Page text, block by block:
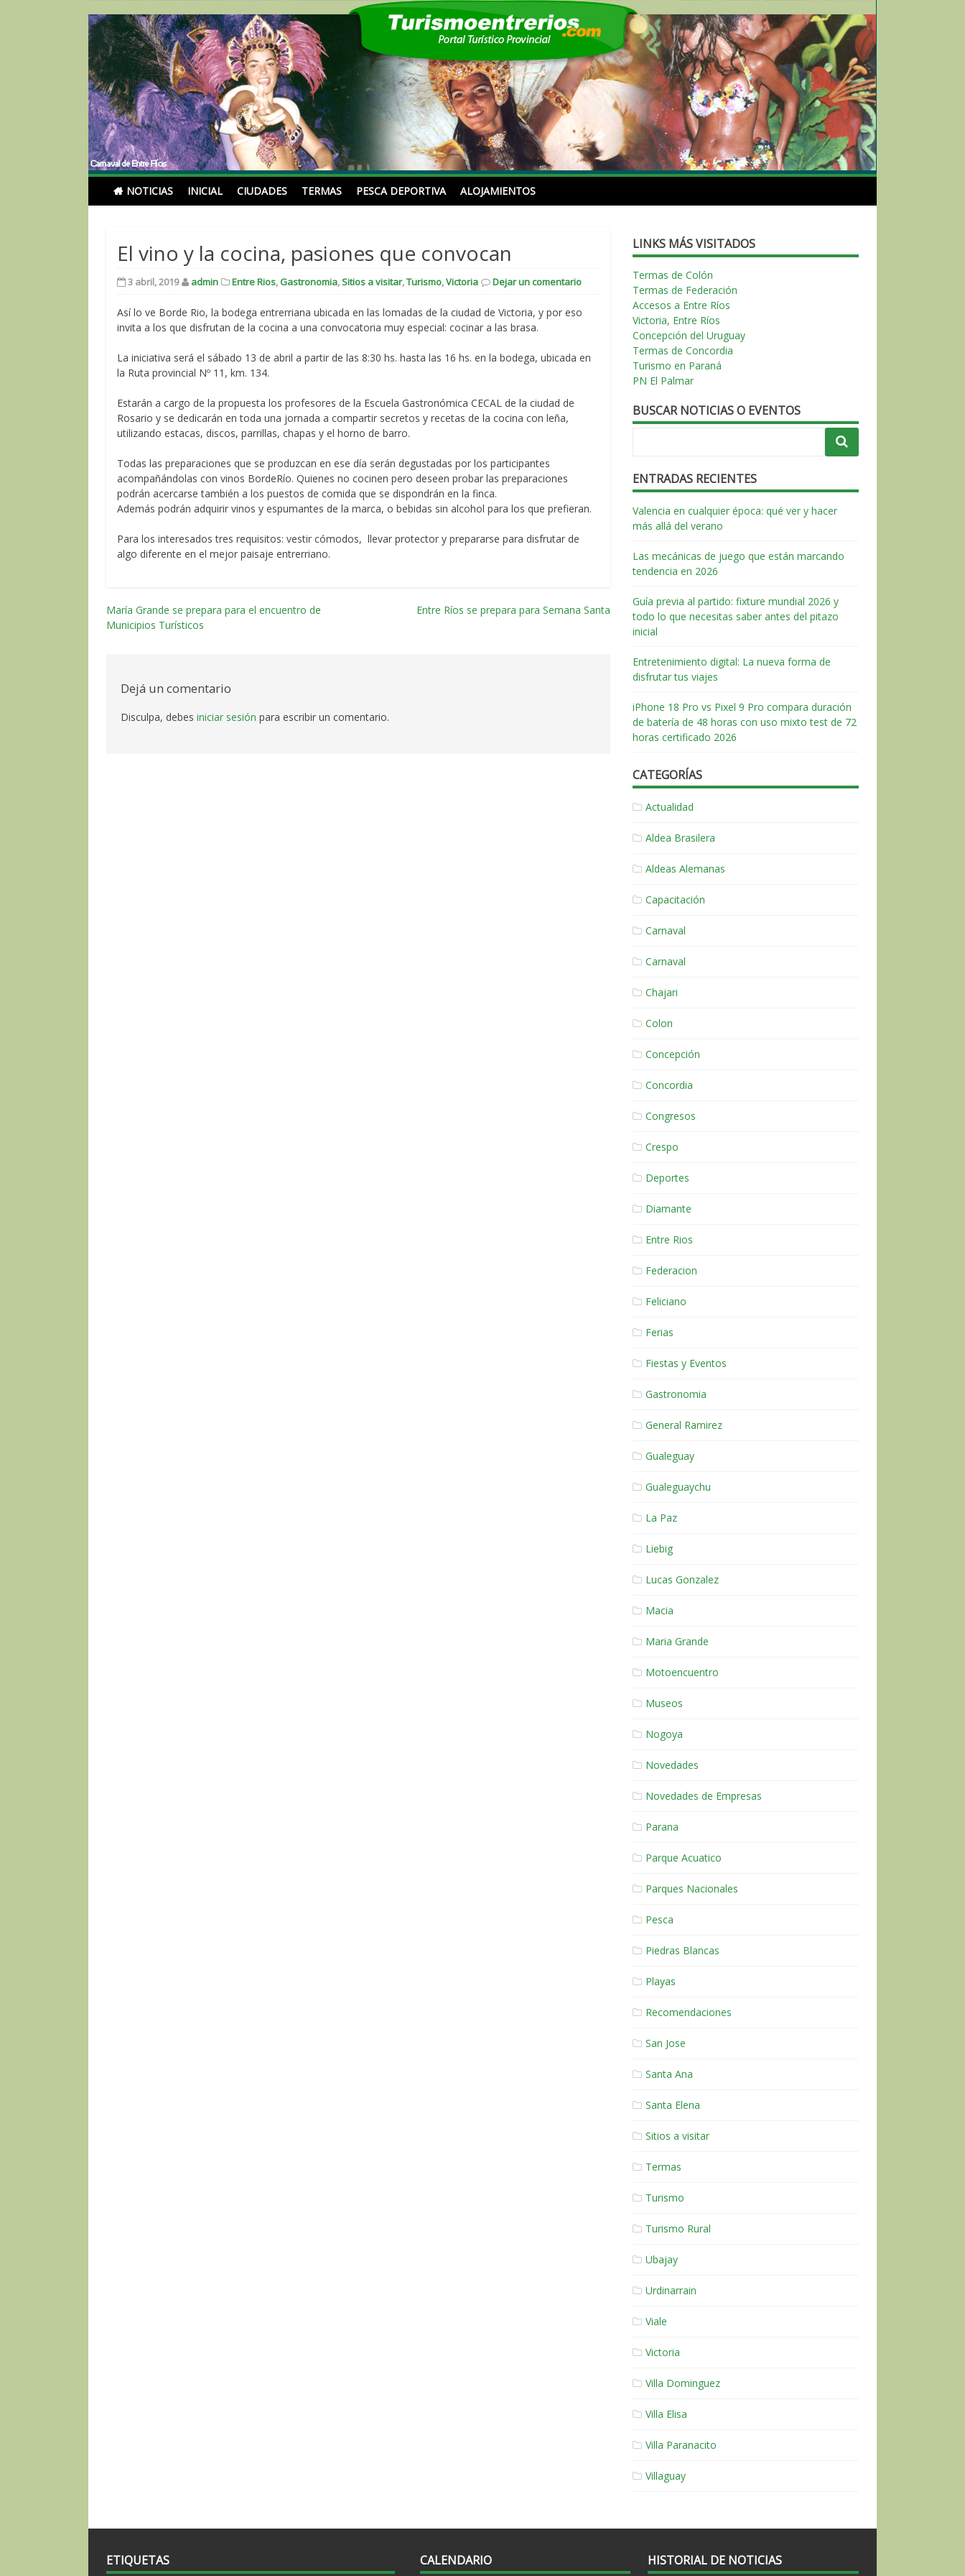
to
content
Noticias Turismoentrerios.com
NOTICIAS INICIAL CIUDADES TERMAS PESCA DEPORTIVA ALOJAMIENTOS
El vino y la cocina, pasiones que convocan
3 abril, 2019 admin Entre Rios, Gastronomia,Sitios a visitar,Turismo,Victoria Dejar un comentario
Así lo ve Borde Rio, la bodega entrerriana ubicada en las lomadas de la ciudad de Victoria, y por eso
invita a los que disfrutan de la cocina a una convocatoria muy especial: cocinar a las brasa.
La iniciativa será el sábado 13 de abril a partir de las 8:30 hs. hasta las 16 hs. en la bodega, ubicada en
la Ruta provincial Nº 11, km. 134.
Estarán a cargo de la propuesta los profesores de la Escuela Gastronómica CECAL de la ciudad de
Rosario y se dedicarán en toda una jornada a compartir secretos y recetas de la cocina con leña,
utilizando estacas, discos, parrillas, chapas y el horno de barro.
Todas las preparaciones que se produzcan en ese día serán degustadas por los participantes
acompañándolas con vinos BordeRío. Quienes no cocinen pero deseen probar las preparaciones
podrán acercarse también a los puestos de comida que se dispondrán en la finca.
Además podrán adquirir vinos y espumantes de la marca, o bebidas sin alcohol para los que prefieran.
Para los interesados tres requisitos: vestir cómodos, llevar protector y prepararse para disfrutar de
algo diferente en el mejor paisaje entrerriano.
Navegación
entradas
María Grande se prepara para el encuentro de
Municipios Turísticos
Entre Ríos se prepara para Semana Santa
Dejá un comentario
Disculpa, debesiniciar sesión para escribir un comentario.
LINKS MÁS VISITADOS
Termas de Colón
Termas de Federación
Accesos a Entre Ríos
Victoria, Entre Ríos
Concepción del Uruguay
Termas de Concordia
Turismo en Paraná
PN El Palmar
BUSCAR NOTICIAS O EVENTOS
ENTRADAS RECIENTES
Valencia en cualquier época: qué ver y hacer
más allá del verano
Las mecánicas de juego que están marcando
tendencia en 2026
Guía previa al partido: fixture mundial 2026 y
todo lo que necesitas saber antes del pitazo
inicial
Entretenimiento digital: La nueva forma de
disfrutar tus viajes
iPhone 18 Pro vs Pixel 9 Pro compara duración
de batería de 48 horas con uso mixto test de 72
horas certificado 2026
CATEGORÍAS
Actualidad
Aldea Brasilera
Aldeas Alemanas
Capacitación
Carnaval
Carnaval
Chajari
Colon
Concepción
Concordia
Congresos
Crespo
Deportes
Diamante
Entre Rios
Federacion
Feliciano
Ferias
Fiestas y Eventos
Gastronomia
General Ramirez
Gualeguay
Gualeguaychu
La Paz
Liebig
Lucas Gonzalez
Macia
Maria Grande
Motoencuentro
Museos
Nogoya
Novedades
Novedades de Empresas
Parana
Parque Acuatico
Parques Nacionales
Pesca
Piedras Blancas
Playas
Recomendaciones
San Jose
Santa Ana
Santa Elena
Sitios a visitar
Termas
Turismo
Turismo Rural
Ubajay
Urdinarrain
Viale
Victoria
Villa Dominguez
Villa Elisa
Villa Paranacito
Villaguay
ETIQUETAS CALENDARIO HISTORIAL DE NOTICIAS